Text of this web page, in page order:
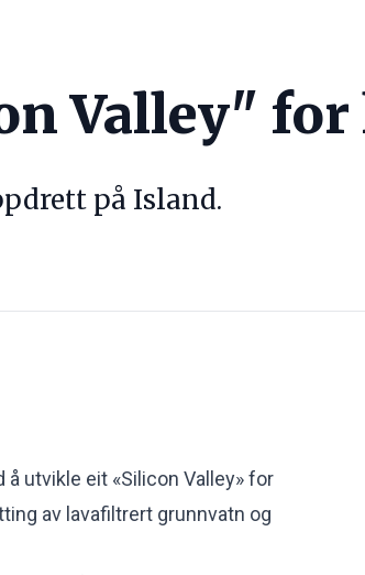
Valley" for
på Island.
utvikle eit «Silicon Valley» for
av lavafiltrert grunnvatn og